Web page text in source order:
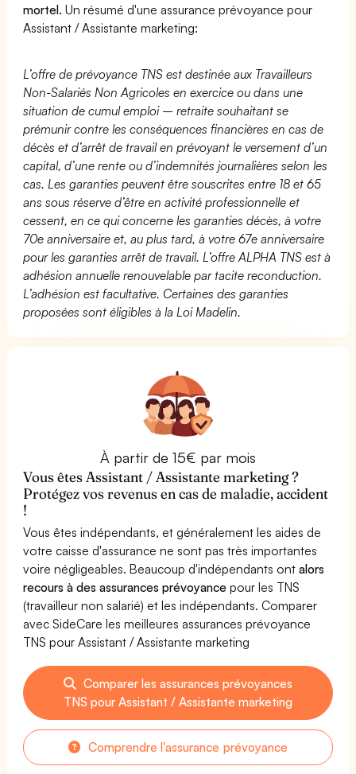
mortel. Un résumé d'une assurance prévoyance pour
Assistant / Assistante marketing:
L’offre de prévoyance TNS est destinée aux Travailleurs
Non-Salariés Non Agricoles en exercice ou dans une
situation de cumul emploi – retraite souhaitant se
prémunir contre les conséquences financières en cas de
décès et d’arrêt de travail en prévoyant le versement d’un
capital, d’une rente ou d’indemnités journalières selon les
cas. Les garanties peuvent être souscrites entre 18 et 65
ans sous réserve d’être en activité professionnelle et
cessent, en ce qui concerne les garanties décès, à votre
70e anniversaire et, au plus tard, à votre 67e anniversaire
pour les garanties arrêt de travail. L’offre ALPHA TNS est à
adhésion annuelle renouvelable par tacite reconduction.
L’adhésion est facultative. Certaines des garanties
proposées sont éligibles à la Loi Madelin.
À partir de 15€ par mois
Vous êtes Assistant / Assistante marketing ?
Protégez vos revenus en cas de maladie, accident
!
Vous êtes indépendants, et généralement les aides de
votre caisse d'assurance ne sont pas très importantes
voire négligeables. Beaucoup d'indépendants ontalors
recours à des assurances prévoyance pour les TNS
(travailleur non salarié) et les indépendants. Comparer
avec SideCare les meilleures assurances prévoyance
TNS pour Assistant / Assistante marketing
Comparer les assurances prévoyances
TNS pour Assistant / Assistante marketing
Comprendre l'assurance prévoyance